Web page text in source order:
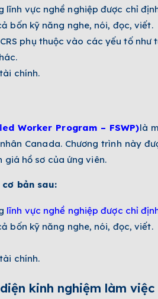
vực nghề nghiệp được chỉ
bốn kỹ năng nghe, nói, đọc, viết.
phụ thuộc vào các yếu tố
chính.
Worker Program – FSWP)là
Canada. Chương trình này
giá hồ sơ của ứng viên.
bản sau:
lĩnh vực nghề nghiệp được chỉ
bốn kỹ năng nghe, nói, đọc, viết.
chính.
kinh nghiệm làm việc